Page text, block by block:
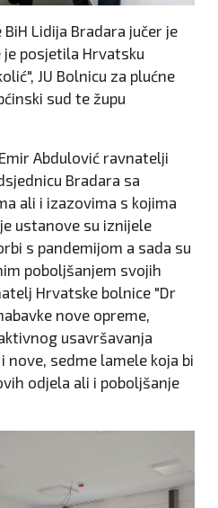
Lidija Bradara jučer je
je posjetila Hrvatsku
JU Bolnicu za plućne
sud te župu
Abdulović ravnatelji
Bradara sa
ali i izazovima s kojima
ustanove su iznijele
s pandemijom a sada su
poboljšanjem svojih
Hrvatske bolnice "Dr
nove opreme,
usavršavanja
sedme lamele koja bi
odjela ali i poboljšanje